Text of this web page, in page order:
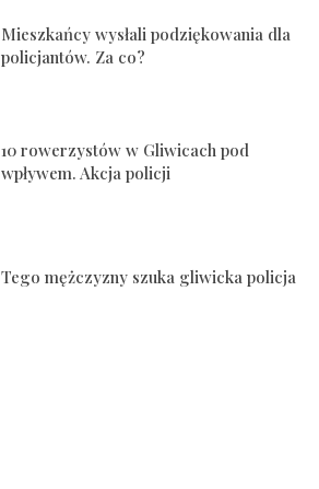
Mieszkańcy wysłali podziękowania dla
policjantów. Za co?
10 rowerzystów w Gliwicach pod
wpływem. Akcja policji
Tego mężczyzny szuka gliwicka policja